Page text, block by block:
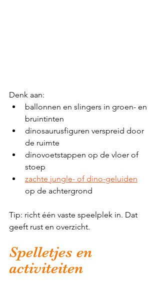
Denk aan:
ballonnen en slingers in groen- en
bruintinten
dinosaurusfiguren verspreid door
de ruimte
dinovoetstappen op de vloer of
stoep
zachte jungle- of dino-geluiden
op de achtergrond
Tip: richt één vaste speelplek in. Dat
geeft rust en overzicht.
Spelletjes en
activiteiten